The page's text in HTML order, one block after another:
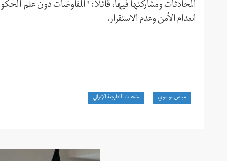
المحادثات ومشارکتها فیها، قائلاً: "المفاوضات دون علم
انعدام الأمن وعدم الاستقرار.
عباس موسوي متحدث الخارجية الإيراني